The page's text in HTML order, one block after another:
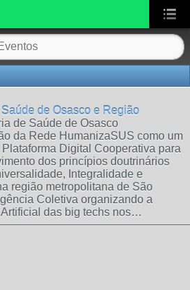
de Osasco e Região
de Saúde de Osasco
da Rede HumanizaSUS como um
Digital Cooperativa para
dos princípios doutrinários
Integralidade e
região metropolitana de São
Coletiva organizando a
Artificial das big techs nos…